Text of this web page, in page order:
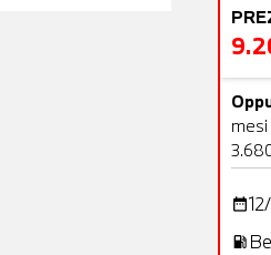
mesi
date_range
local_gas_station